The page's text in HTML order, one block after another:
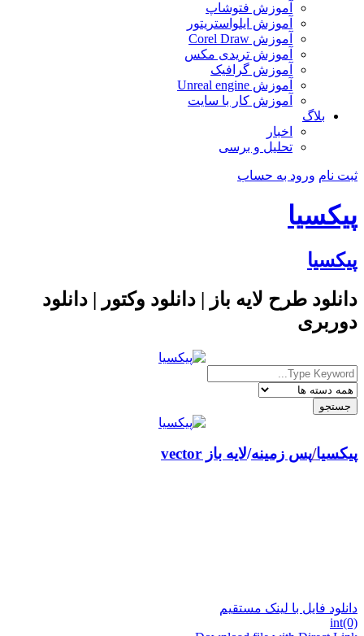
آموزش فتوشاپ
آموزش ایلواستریتور
آموزش Corel Draw
آموزش تریدی مکس
آموزش گرافیک
آموزش Unreal engine
آموزش کار با سایت
بلاگ
اخبار
تحلیل و برسی
ثبت نام ورود به حساب
پیکسیا
پیکسیا
دانلود طرح لایه باز | دانلود وکتور | دانلود
دوربری
پیکسیا/ لایه باز vector پس زمینه
دانلود فایل با لینک مستقیم
int(0)